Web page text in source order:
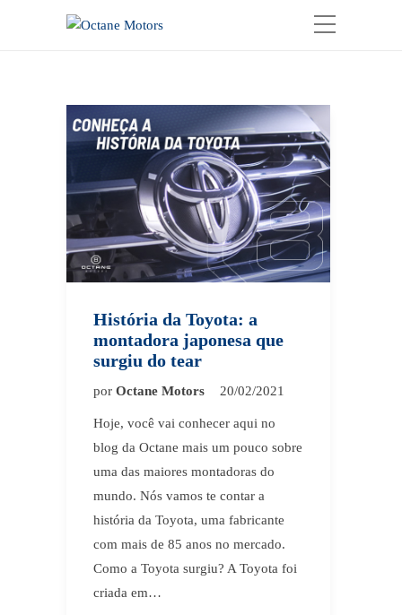
História da Toyota: a
montadora japonesa que
surgiu do tear
por Octane Motors 20/02/2021
Hoje, você vai conhecer aqui no
blog da Octane mais um pouco sobre
uma das maiores montadoras do
mundo. Nós vamos te contar a
história da Toyota, uma fabricante
com mais de 85 anos no mercado.
Como a Toyota surgiu? A Toyota foi
criada em…